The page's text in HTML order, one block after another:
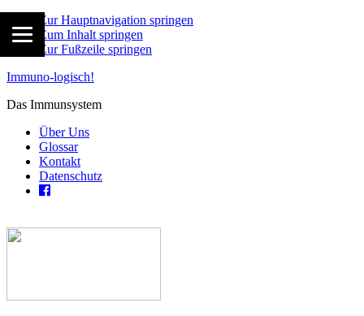
Zur Hauptnavigation springen
Zum Inhalt springen
Zur Fußzeile springen
Immuno-logisch!
Das Immunsystem
Über Uns
Glossar
Kontakt
Datenschutz